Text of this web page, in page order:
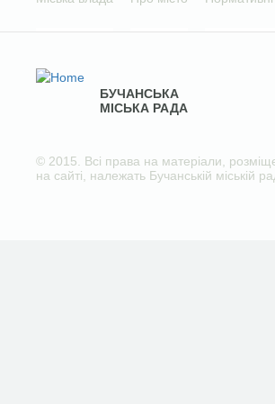
БУЧАНСЬКА
МІСЬКА РАДА
© 2015. Всі права на матеріали,
на сайті, належать Бучанській міській